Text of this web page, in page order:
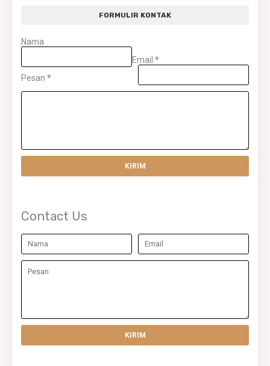
FORMULIR KONTAK
Nama
Email *
Pesan *
Contact Us